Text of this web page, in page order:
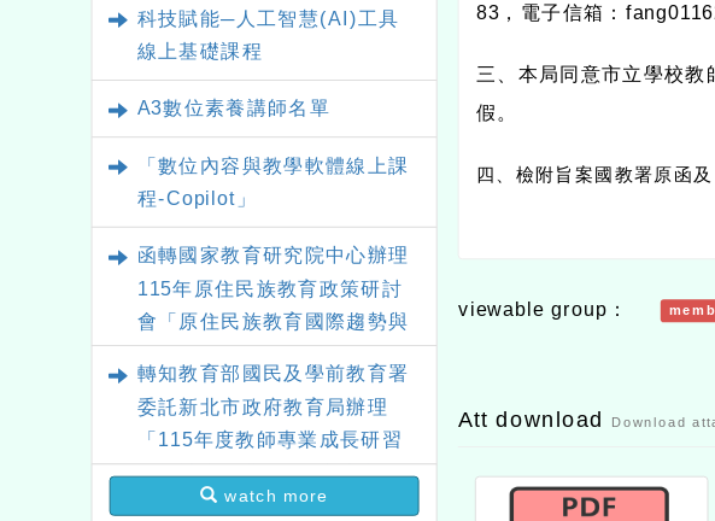
科技賦能─人工智慧(AI)工具
線上基礎課程
A3數位素養講師名單
「數位內容與教學軟體線上課
程-Copilot」
函轉國家教育研究院中心辦理
115年原住民族教育政策研討
會「原住民族教育國際趨勢與
轉知教育部國民及學前教育署
委託新北市政府教育局辦理
「115年度教師專業成長研習
實施計畫－夢的N次方素養工
作坊新北場」計畫
watch more
83 ，電子信箱：
三、本局同意市立學校教
假。
四、檢附旨案國教署原函
viewable group：
Att download Download